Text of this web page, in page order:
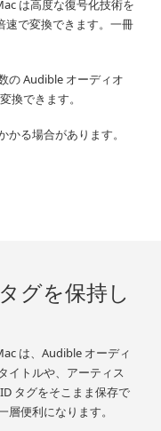
は高度な復号化技術を
速で変換できます。一冊
の Audible オーディオ
換できます。
る場合があります。
グを保持し
は、Audible オーディ
イトルや、アーティス
タグをそこまま保存で
便利になります。